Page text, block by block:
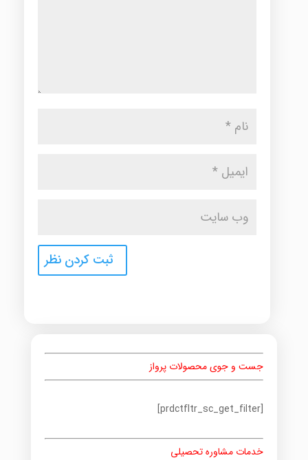
جست و جوی محصولات پرواز
[prdctfltr_sc_get_filter]
خدمات مشاوره تحصیلی